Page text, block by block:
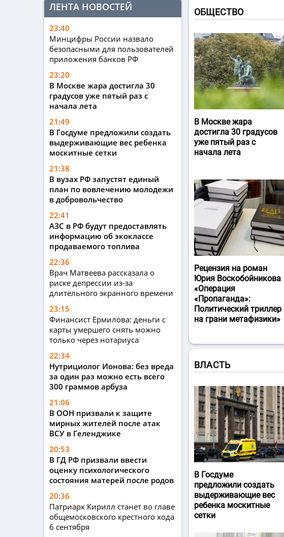
ЛЕНТА НОВОСТЕЙ
23:40
Минцифры России назвало
безопасными для пользователей
приложения банков РФ
23:20
В Москве жара достигла 30
градусов уже пятый раз с
начала лета
21:49
В Госдуме предложили создать
выдерживающие вес ребенка
москитные сетки
21:38
В вузах РФ запустят единый
план по вовлечению молодежи
в добровольчество
22:41
АЗС в РФ будут предоставлять
информацию об экоклассе
продаваемого топлива
22:36
Врач Матвеева рассказала о
риске депрессии из-за
длительного экранного времени
23:15
Финансист Ермилова: деньги с
карты умершего снять можно
только через нотариуса
22:34
Нутрициолог Ионова: без вреда
за один раз можно есть всего
300 граммов арбуза
21:06
В ООН призвали к защите
мирных жителей после атак
ВСУ в Геленджике
20:53
В ГД РФ призвали ввести
оценку психологического
состояния матерей после родов
20:36
Патриарх Кирилл станет во главе
общемосковского крестного хода
6 сентября
ОБЩЕСТВО
В Москве жара
достигла 30 градусов
уже пятый раз с
начала лета
Рецензия на роман
Юрия Воскобойникова
«Операция
«Пропаганда»:
Политический триллер
на грани метафизики»
ВЛАСТЬ
В Госдуме
предложили создать
выдерживающие вес
ребенка москитные
сетки